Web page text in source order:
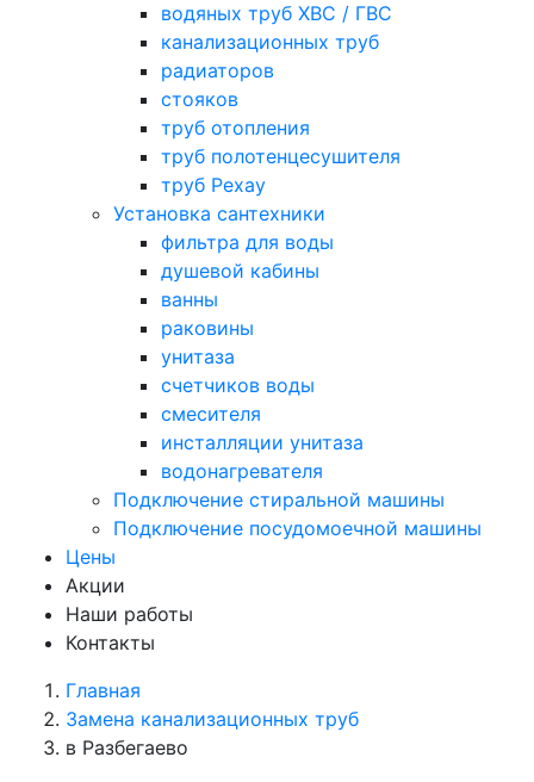
водяных труб ХВС / ГВС
канализационных труб
радиаторов
стояков
труб отопления
труб полотенцесушителя
труб Рехау
Установка сантехники
фильтра для воды
душевой кабины
ванны
раковины
унитаза
счетчиков воды
смесителя
инсталляции унитаза
водонагревателя
Подключение стиральной машины
Подключение посудомоечной машины
Цены
Акции
Наши работы
Контакты
Главная
Замена канализационных труб
в Разбегаево